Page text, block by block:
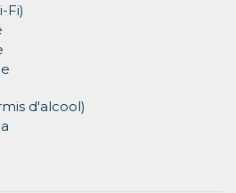
Fi)
d'alcool)